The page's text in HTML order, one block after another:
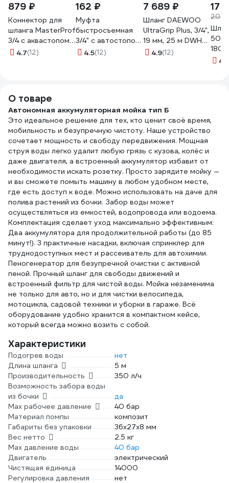
879 ₽
Коннектор для
шланга MasterProf
3/4 с аквастопом
соединитель
4.7(12)
162 ₽
Муфта
быстросъемная
3/4" с автостопом
STARTUL ST6016-
4.5(12)
7 689 ₽
Шланг DAEWOO
UltraGrip Plus, 3/4",
19 мм, 25 м DWH
5134
4.9(12)
17
20
50м
4.7
О товаре
Автономная аккумуляторная мойка тип Б
Это идеальное решение для тех, кто ценит своё время,
мобильность и безупречную чистоту. Наше устройство
сочетает мощность и свободу передвижения. Мощная
струя воды легко удалит любую грязь с кузова, колёс и
даже двигателя, а встроенный аккумулятор избавит от
необходимости искать розетку. Просто зарядите мойку —
и вы сможете помыть машину в любом удобном месте,
где есть доступ к воде. Можно использовать на даче для
полива растений из бочки. Забор воды может
осуществляться из емкостей, водопровода или водоема.
Комплектация сделает уход максимально эффективным:
Два аккумулятора для продолжительной работы (до 85
минут!). 3 практичные насадки, включая спринклер для
труднодоступных мест и рассеиватель для автохимии.
Пеногенератор для безупречной очистки с активной
пеной. Прочный шланг для свободы движений и
встроенный фильтр для чистой воды. Мойка незаменима
не только для авто, но и для чистки велосипеда,
мотоцикла, садовой техники и уборки в гараже. Всё
оборудование удобно хранится в компактном кейсе,
который всегда можно возить с собой.
Характеристики
Подогрев воды
нет
Длина шланга
5 м
Производительность
350 л/ч
Возможность забора воды
из бочки
да
Мах рабочее давление
40 бар
Материал помпы
композит
Габариты без упаковки
36x27x8 мм
Вес нетто
2.5 кг
Max давление воды
40 бар
Двигатель
электрический
Чистящая единица
14000
Регулировка давления
нет